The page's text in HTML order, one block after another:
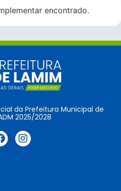
encontrado.
da Prefeitura Municipal de
2025/2028